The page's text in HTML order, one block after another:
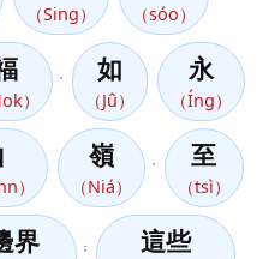
（Sing） （sóo）
）
如
（Jû）
永
（Íng）
）
嶺
（Niá）
至
（tsì）
界 ； 這些